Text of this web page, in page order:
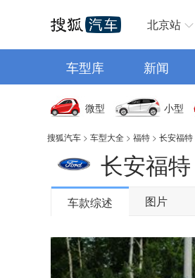
北京站
车型库 新闻
微型 小型
搜狐汽车 > 车型大全 > 福特 > 长安福特
长安福特
车款综述 图片